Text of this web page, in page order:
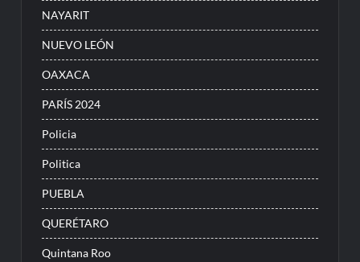
NAYARIT
NUEVO LEÓN
OAXACA
PARÍS 2024
Policia
Politica
PUEBLA
QUERÉTARO
Quintana Roo